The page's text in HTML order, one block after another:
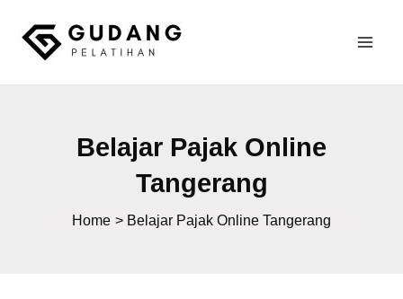
content
Belajar Pajak Online
Tangerang
Home Belajar Pajak Online Tangerang